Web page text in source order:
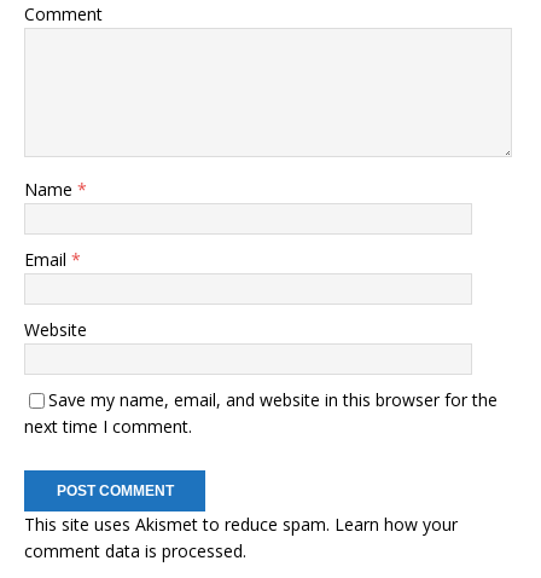
Comment
Name *
Email *
Website
Save my name, email, and website in this browser for the
next time I comment.
This site uses Akismet to reduce spam. Learn how your
comment data is processed.